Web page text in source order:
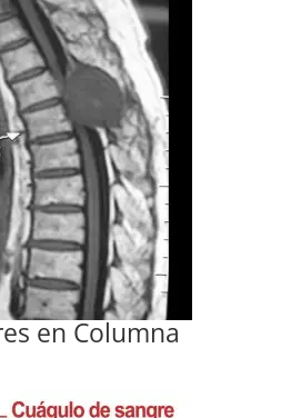
en Columna